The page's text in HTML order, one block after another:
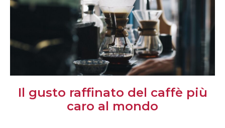
Il gusto raffinato del caffè più
caro al mondo